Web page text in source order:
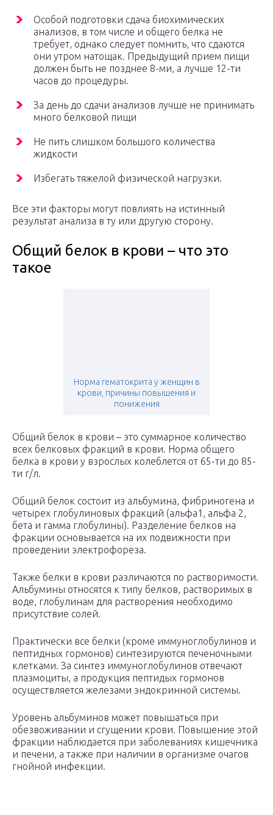
Особой подготовки сдача биохимических
анализов, в том числе и общего белка не
требует, однако следует помнить, что сдаются
они утром натощак. Предыдущий прием пищи
должен быть не позднее 8-ми, а лучше 12-ти
часов до процедуры.
За день до сдачи анализов лучше не принимать
много белковой пищи
Не пить слишком большого количества
жидкости
Избегать тяжелой физической нагрузки.
Все эти факторы могут повлиять на истинный
результат анализа в ту или другую сторону.
Общий белок в крови – что это
такое
Норма гематокрита у женщин в
крови, причины повышения и
понижения
Общий белок в крови – это суммарное количество
всех белковых фракций в крови. Норма общего
белка в крови у взрослых колеблется от 65-ти до 85-
ти г/л.
Общий белок состоит из альбумина, фибриногена и
четырех глобулиновых фракций (альфа1, альфа 2,
бета и гамма глобулины). Разделение белков на
фракции основывается на их подвижности при
проведении электрофореза.
Также белки в крови различаются по растворимости.
Альбумины относятся к типу белков, растворимых в
воде, глобулинам для растворения необходимо
присутствие солей.
Практически все белки (кроме иммуноглобулинов и
пептидных гормонов) синтезируются печеночными
клетками. За синтез иммуноглобулинов отвечают
плазмоциты, а продукция пептидых гормонов
осуществляется железами эндокринной системы.
Уровень альбуминов может повышаться при
обезвоживании и сгущении крови. Повышение этой
фракции наблюдается при заболеваниях кишечника
и печени, а также при наличии в организме очагов
гнойной инфекции.